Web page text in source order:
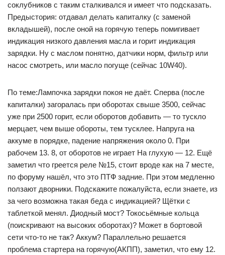
соклубников с таким сталкивался и имеет что подсказать.
Предыстория: отдавал делать капиталку (с заменой
вкладышей), после оной на горячую теперь помигивает
индикация низкого давления масла и горит индикация
зарядки. Ну с маслом понятно, датчики норм, фильтр или
насос смотреть, или масло погуще (сейчас 10W40).
По теме:Лампочка зарядки покоя не даёт. Сперва (после
капиталки) загоралась при оборотах свыше 3500, сейчас
уже при 2500 горит, если оборотов добавить — то тускло
мерцает, чем выше обороты, тем тусклее. Напруга на
аккуме в порядке, падение напряжения около 0. При
рабочем 13. 8, от оборотов не играет На глухую — 12. Ещё
заметил что греется реле №15, стоит вроде как на 7 месте,
по форуму нашёл, что это ПТФ задние. При этом медленно
ползают дворники. Подскажите пожалуйста, если знаете, из
за чего возможна такая беда с индикацией? Щётки с
таблеткой менял. Диодный мост? Токосьёмные кольца
(поискривают на высоких оборотах)? Может в бортовой
сети что-то не так? Аккум? Параллельно решается
проблема стартера на горячую(АКПП), заметил, что ему 12.